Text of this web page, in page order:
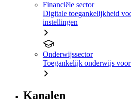
Financiële sector
Digitale toegankelijkheid
instellingen
Onderwijssector
Toegankelijk onderwijs voor
Kanalen